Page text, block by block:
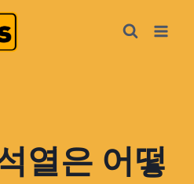
열은 어떻